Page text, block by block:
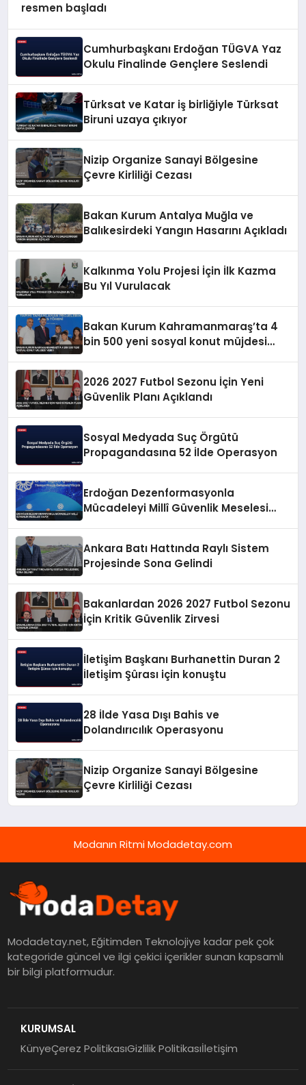
resmen başladı
Cumhurbaşkanı Erdoğan TÜGVA Yaz
Okulu Finalinde Gençlere Seslendi
Türksat ve Katar iş birliğiyle Türksat
Biruni uzaya çıkıyor
Nizip Organize Sanayi Bölgesine
Çevre Kirliliği Cezası
Bakan Kurum Antalya Muğla ve
Balıkesirdeki Yangın Hasarını Açıkladı
Kalkınma Yolu Projesi İçin İlk Kazma
Bu Yıl Vurulacak
Bakan Kurum Kahramanmaraş’ta 4
bin 500 yeni sosyal konut müjdesi
2026 2027 Futbol Sezonu İçin Yeni
Güvenlik Planı Açıklandı
Sosyal Medyada Suç Örgütü
Propagandasına 52 İlde Operasyon
Erdoğan Dezenformasyonla
Mücadeleyi Millî Güvenlik Meselesi
Ankara Batı Hattında Raylı Sistem
Projesinde Sona Gelindi
Bakanlardan 2026 2027 Futbol Sezonu
İçin Kritik Güvenlik Zirvesi
İletişim Başkanı Burhanettin Duran 2
İletişim Şûrası için konuştu
28 İlde Yasa Dışı Bahis ve
Dolandırıcılık Operasyonu
Nizip Organize Sanayi Bölgesine
Çevre Kirliliği Cezası
Modanın Ritmi Modadetay.com
Modadetay.net, Eğitimden Teknolojiye kadar pek çok
kategoride güncel ve ilgi çekici içerikler sunan kapsamlı
bir bilgi platformudur.
KURUMSAL
KünyeÇerez PolitikasıGizlilik Politikasıİletişim